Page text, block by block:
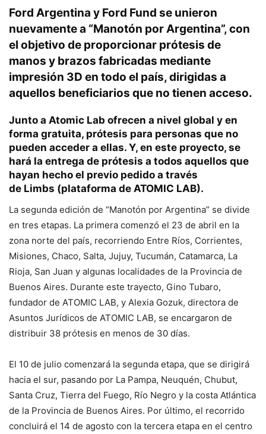
Ford Argentina y Ford Fund se unieron
nuevamente a “Manotón por Argentina”, con
el objetivo de proporcionar prótesis de
manos y brazos fabricadas mediante
impresión 3D en todo el país, dirigidas a
aquellos beneficiarios que no tienen acceso.
Junto a Atomic Lab ofrecen a nivel global y en
forma gratuita, prótesis para personas que no
pueden acceder a ellas. Y, en este proyecto, se
hará la entrega de prótesis a todos aquellos que
hayan hecho el previo pedido a través
de Limbs (plataforma de ATOMIC LAB).
La segunda edición de “Manotón por Argentina” se divide
en tres etapas. La primera comenzó el 23 de abril en la
zona norte del país, recorriendo Entre Ríos, Corrientes,
Misiones, Chaco, Salta, Jujuy, Tucumán, Catamarca, La
Rioja, San Juan y algunas localidades de la Provincia de
Buenos Aires. Durante este trayecto, Gino Tubaro,
fundador de ATOMIC LAB, y Alexia Gozuk, directora de
Asuntos Jurídicos de ATOMIC LAB, se encargaron de
distribuir 38 prótesis en menos de 30 días.
El 10 de julio comenzará la segunda etapa, que se dirigirá
hacia el sur, pasando por La Pampa, Neuquén, Chubut,
Santa Cruz, Tierra del Fuego, Río Negro y la costa Atlántica
de la Provincia de Buenos Aires. Por último, el recorrido
concluirá el 14 de agosto con la tercera etapa en el centro